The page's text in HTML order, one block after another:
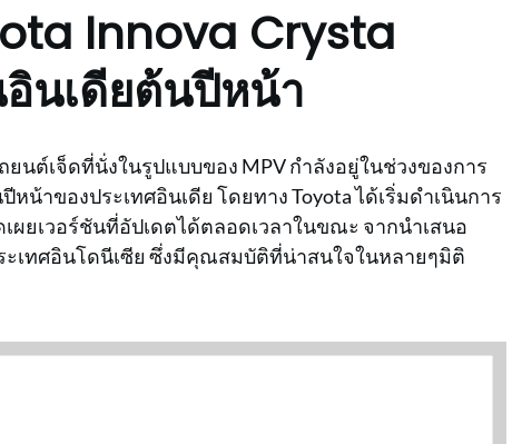
Innova Crysta
อินเดียต้นปีหน้า
ถยนต์เจ็ดที่นั่งในรูปแบบของ MPV กำลังอยู่ในช่วงของการ
น้าของประเทศอินเดีย โดยทาง Toyota ได้เริ่มดำเนินการ
ผยเวอร์ชันที่อัปเดตได้ตลอดเวลาในขณะ จากนำเสนอ
ะเทศอินโดนีเซีย ซึ่งมีคุณสมบัติที่น่าสนใจในหลายๆมิติ